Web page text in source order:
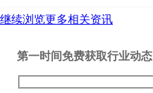
继续浏览更多相关资讯
第一时间免费获取行业动态